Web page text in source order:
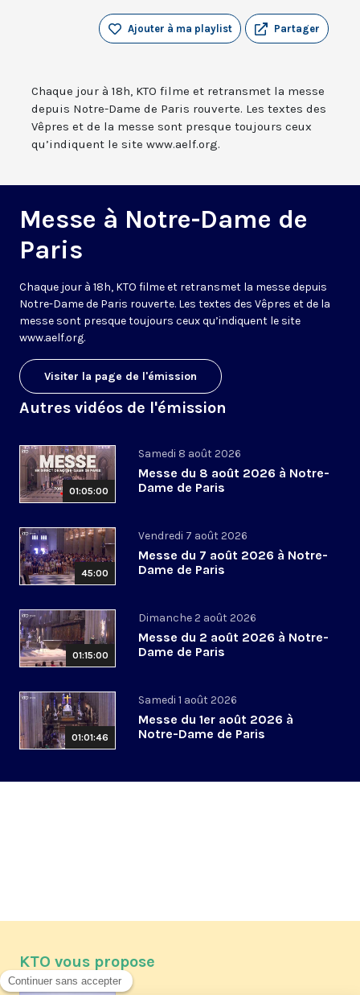
Partager
Ajouter à ma playlist
Chaque jour à 18h, KTO filme et retransmet la messe
depuis Notre-Dame de Paris rouverte. Les textes des
Vêpres et de la messe sont presque toujours ceux
qu’indiquent le site www.aelf.org.
Messe à Notre-Dame de
Paris
Chaque jour à 18h, KTO filme et retransmet la messe depuis
Notre-Dame de Paris rouverte. Les textes des Vêpres et de la
messe sont presque toujours ceux qu’indiquent le site
www.aelf.org.
Visiter la page de l'émission
Autres vidéos de l'émission
01:05:00
Samedi 8 août 2026
Messe du 8 août 2026 à Notre-
Dame de Paris
45:00
Vendredi 7 août 2026
Messe du 7 août 2026 à Notre-
Dame de Paris
01:15:00
Dimanche 2 août 2026
Messe du 2 août 2026 à Notre-
Dame de Paris
01:01:46
Samedi 1 août 2026
Messe du 1er août 2026 à
Notre-Dame de Paris
KTO vous propose